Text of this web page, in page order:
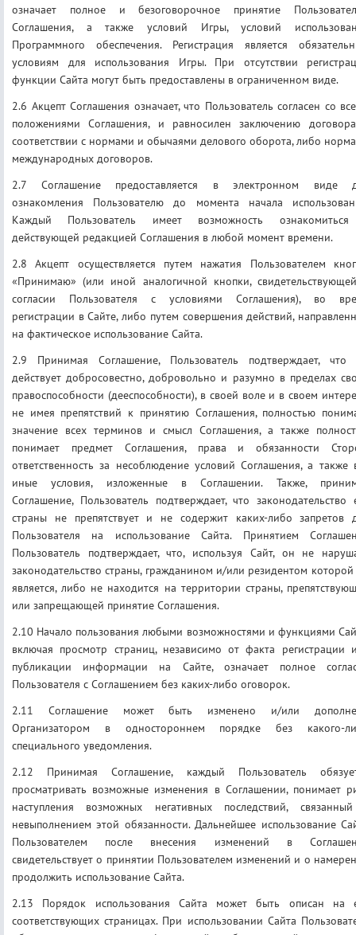
означает полное и безоговорочное принятие
Соглашения, а также условий Игры, условий
Программного обеспечения. Регистрация является
условиям для использования Игры. При отсутствии
функции Сайта могут быть предоставлены в ограниченном виде.
2.6 Акцепт Соглашения означает, что Пользователь согласен со
положениями Соглашения, и равносилен заключению
соответствии с нормами и обычаями делового оборота, либо
международных договоров.
2.7 Соглашение предоставляется в электронном виде
ознакомления Пользователю до момента начала
Каждый Пользователь имеет возможность
действующей редакцией Соглашения в любой момент времени.
2.8 Акцепт осуществляется путем нажатия Пользователем
«Принимаю» (или иной аналогичной кнопки,
согласии Пользователя с условиями Соглашения), во
регистрации в Сайте, либо путем совершения действий,
на фактическое использование Сайта.
2.9 Принимая Соглашение, Пользователь подтверждает, что
действует добросовестно, добровольно и разумно в пределах
правоспособности (дееспособности), в своей воле и в своем
не имея препятствий к принятию Соглашения, полностью
значение всех терминов и смысл Соглашения, а также
понимает предмет Соглашения, права и обязанности
ответственность за несоблюдение условий Соглашения, а также
иные условия, изложенные в Соглашении. Также,
Соглашение, Пользователь подтверждает, что законодательство
страны не препятствует и не содержит каких-либо запретов
Пользователя на использование Сайта. Принятием
Пользователь подтверждает, что, используя Сайт, он не
законодательство страны, гражданином и/или резидентом
является, либо не находится на территории страны,
или запрещающей принятие Соглашения.
2.10 Начало пользования любыми возможностями и функциями
включая просмотр страниц, независимо от факта регистрации
публикации информации на Сайте, означает полное
Пользователя с Соглашением без каких-либо оговорок.
2.11 Соглашение может быть изменено и/или
Организатором в одностороннем порядке без какого-
специального уведомления.
2.12 Принимая Соглашение, каждый Пользователь
просматривать возможные изменения в Соглашении, понимает
наступления возможных негативных последствий,
невыполнением этой обязанности. Дальнейшее использование
Пользователем после внесения изменений в
свидетельствует о принятии Пользователем изменений и о
продолжить использование Сайта.
2.13 Порядок использования Сайта может быть описан на
соответствующих страницах. При использовании Сайта